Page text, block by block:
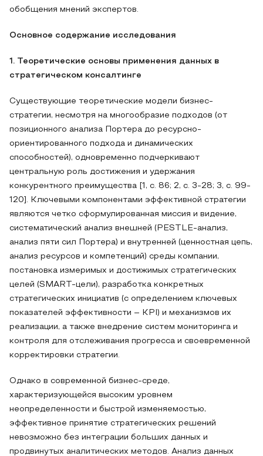
обобщения мнений экспертов.
Основное содержание исследования
1. Теоретические основы применения данных в
стратегическом консалтинге
Существующие теоретические модели бизнес-
стратегии, несмотря на многообразие подходов (от
позиционного анализа Портера до ресурсно-
ориентированного подхода и динамических
способностей), одновременно подчеркивают
центральную роль достижения и удержания
конкурентного преимущества [1, с. 86; 2, с. 3-28; 3, с. 99-
120]. Ключевыми компонентами эффективной стратегии
являются четко сформулированная миссия и видение,
систематический анализ внешней (PESTLE-анализ,
анализ пяти сил Портера) и внутренней (ценностная цепь,
анализ ресурсов и компетенций) среды компании,
постановка измеримых и достижимых стратегических
целей (SMART-цели), разработка конкретных
стратегических инициатив (с определением ключевых
показателей эффективности – KPI) и механизмов их
реализации, а также внедрение систем мониторинга и
контроля для отслеживания прогресса и своевременной
корректировки стратегии.
Однако в современной бизнес-среде,
характеризующейся высоким уровнем
неопределенности и быстрой изменяемостью,
эффективное принятие стратегических решений
невозможно без интеграции больших данных и
продвинутых аналитических методов. Анализ данных